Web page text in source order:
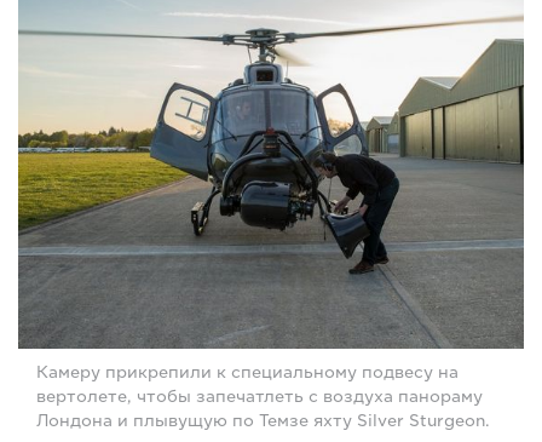
Камеру прикрепили к специальному подвесу на
вертолете, чтобы запечатлеть с воздуха панораму
Лондона и плывущую по Темзе яхту Silver Sturgeon.